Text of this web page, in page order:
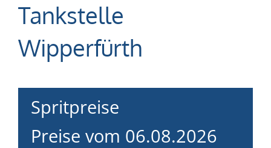
Tankstelle
Wipperfürth
Spritpreise
Preise vom 06.08.2026